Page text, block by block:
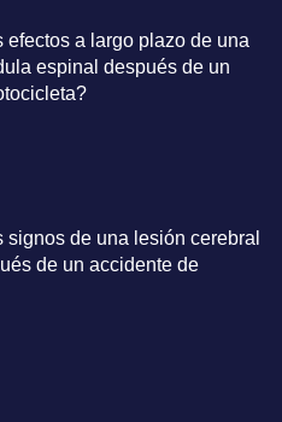
efectos a largo plazo de una
espinal después de un
de una lesión cerebral
de un accidente de